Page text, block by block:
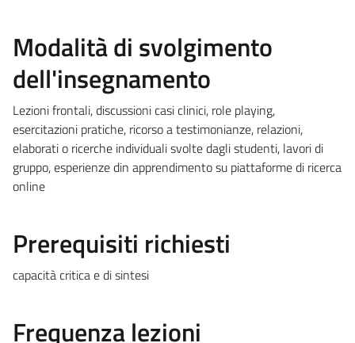
Modalità di svolgimento
dell'insegnamento
Lezioni frontali, discussioni casi clinici, role playing,
esercitazioni pratiche, ricorso a testimonianze, relazioni,
elaborati o ricerche individuali svolte dagli studenti, lavori di
gruppo, esperienze din apprendimento su piattaforme di ricerca
online
Prerequisiti richiesti
capacità critica e di sintesi
Frequenza lezioni